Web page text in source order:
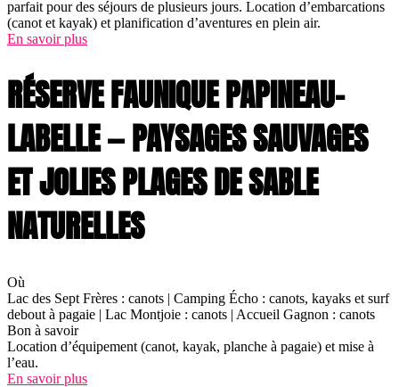
parfait pour des séjours de plusieurs jours. Location d’embarcations
(canot et kayak) et planification d’aventures en plein air.
En savoir plus
RÉSERVE FAUNIQUE PAPINEAU-
LABELLE — PAYSAGES SAUVAGES
ET JOLIES PLAGES DE SABLE
NATURELLES
Où
Lac des Sept Frères : canots | Camping Écho : canots, kayaks et surf
debout à pagaie | Lac Montjoie : canots | Accueil Gagnon : canots
Bon à savoir
Location d’équipement (canot, kayak, planche à pagaie) et mise à
l’eau.
En savoir plus